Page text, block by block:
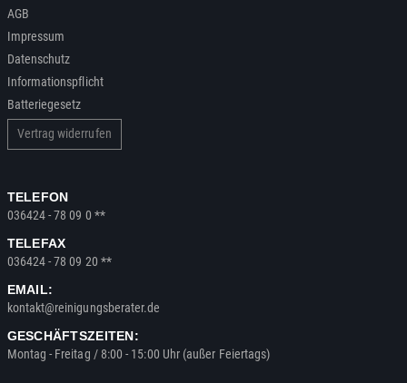
AGB
Impressum
Datenschutz
Informationspflicht
Batteriegesetz
Vertrag widerrufen
TELEFON
036424 - 78 09 0 **
TELEFAX
036424 - 78 09 20 **
EMAIL:
kontakt@reinigungsberater.de
GESCHÄFTSZEITEN:
Montag - Freitag / 8:00 - 15:00 Uhr (außer Feiertags)